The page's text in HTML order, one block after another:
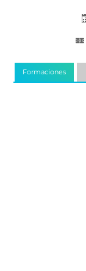
Formaciones